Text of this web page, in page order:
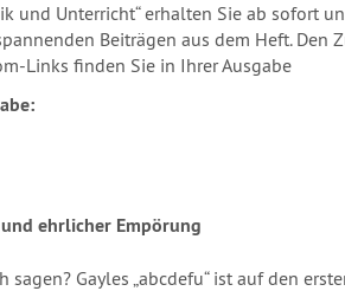
und Unterricht“ erhalten Sie ab sofort
Beiträgen aus dem Heft.
Links finden Sie in Ihrer Ausgabe
ehrlicher Empörung
sagen? Gayles „abcdefu“ ist auf den